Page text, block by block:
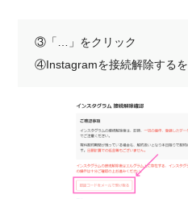
③「…」をクリック
④Instagramを接続解除する